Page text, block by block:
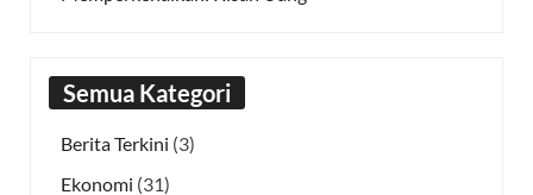
Semua Kategori
Berita Terkini (3)
Ekonomi (31)